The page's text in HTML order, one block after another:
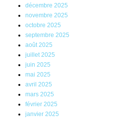
décembre 2025
novembre 2025
octobre 2025
septembre 2025
août 2025
juillet 2025
juin 2025
mai 2025
avril 2025
mars 2025
février 2025
janvier 2025